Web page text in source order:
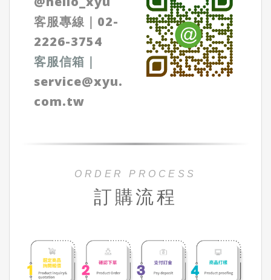
客服專線｜ 02-
2226-3754
客服信箱 ｜
service@xyu.
com.tw
ORDER PROCESS
訂購流程